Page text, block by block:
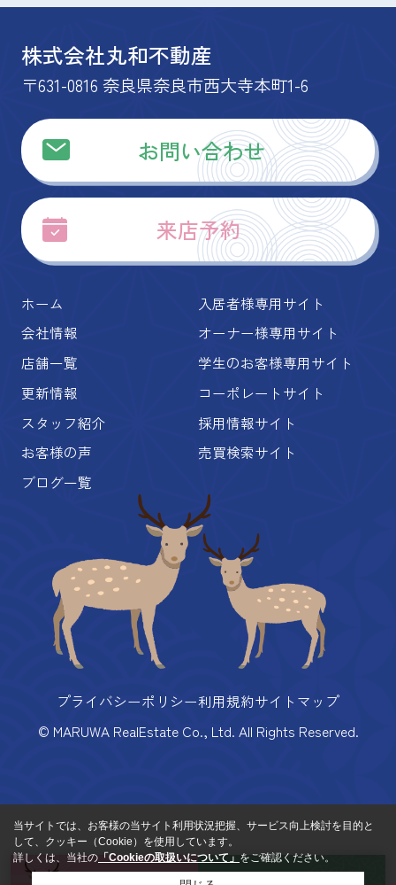
株式会社丸和不動産
〒631-0816 奈良県奈良市西大寺本町1-6
お問い合わせ
来店予約
ホーム
会社情報
店舗一覧
更新情報
スタッフ紹介
お客様の声
ブログ一覧
入居者様専用サイト
オーナー様専用サイト
学生のお客様専用サイト
コーポレートサイト
採用情報サイト
売買検索サイト
プライバシーポリシー利用規約サイトマップ
© MARUWA RealEstate Co., Ltd. All Rights Reserved.
当サイトでは、お客様の当サイト利用状況把握、サービス向上検討を目的と
して、クッキー（Cookie）を使用しています。
詳しくは、当社の 「Cookieの取扱いについて」 をご確認ください。